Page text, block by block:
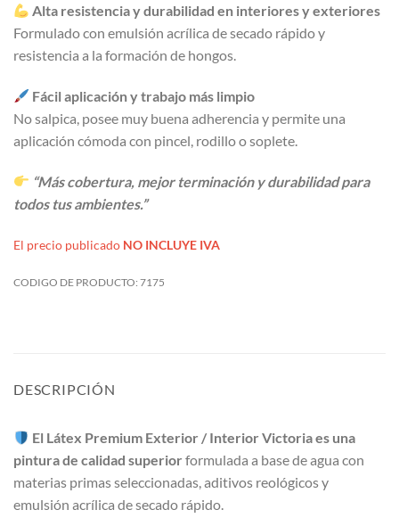
Alta resistencia y durabilidad en interiores y exteriores
Formulado con emulsión acrílica de secado rápido y
resistencia a la formación de hongos.
Fácil aplicación y trabajo más limpio
No salpica, posee muy buena adherencia y permite una
aplicación cómoda con pincel, rodillo o soplete.
“Más cobertura, mejor terminación y durabilidad para
todos tus ambientes.”
El precio publicado NO INCLUYE IVA
CODIGO DE PRODUCTO: 7175
DESCRIPCIÓN
El Látex Premium Exterior / Interior Victoria es una
pintura de calidad superior formulada a base de agua con
materias primas seleccionadas, aditivos reológicos y
emulsión acrílica de secado rápido.